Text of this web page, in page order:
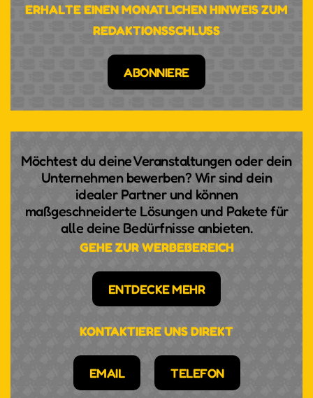
ERHALTE EINEN MONATLICHEN HINWEIS ZUM
REDAKTIONSSCHLUSS
ABONNIERE
Möchtest du deine Veranstaltungen oder dein
Unternehmen bewerben? Wir sind dein
idealer Partner und können
maßgeschneiderte Lösungen und Pakete für
alle deine Bedürfnisse anbieten.
GEHE ZUR WERBEBEREICH
ENTDECKE MEHR
KONTAKTIERE UNS DIREKT
EMAIL TELEFON